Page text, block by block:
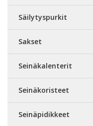
Säilytyspurkit
Sakset
Seinäkalenterit
Seinäkoristeet
Seinäpidikkeet